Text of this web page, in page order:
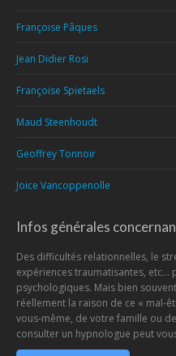
Françoise Pâques
Jean Didier Rosi
Françoise Spietaels
Maud Steenhoudt
Geoffrey Tonnoir
Joice Vancoppenolle
Infos générales
Des difficultés relationnelles, le
expériences traumatisantes, etc…
psychologiques. Mais bien
réellement la raison de ce « mal-
vous-même, de votre famille ou
consulter un hypnologue peut